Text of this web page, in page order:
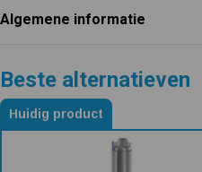
Algemene informatie
Beste alternatieven
Alternatieven voor DAB S4 8/9 T KIT
Huidig product